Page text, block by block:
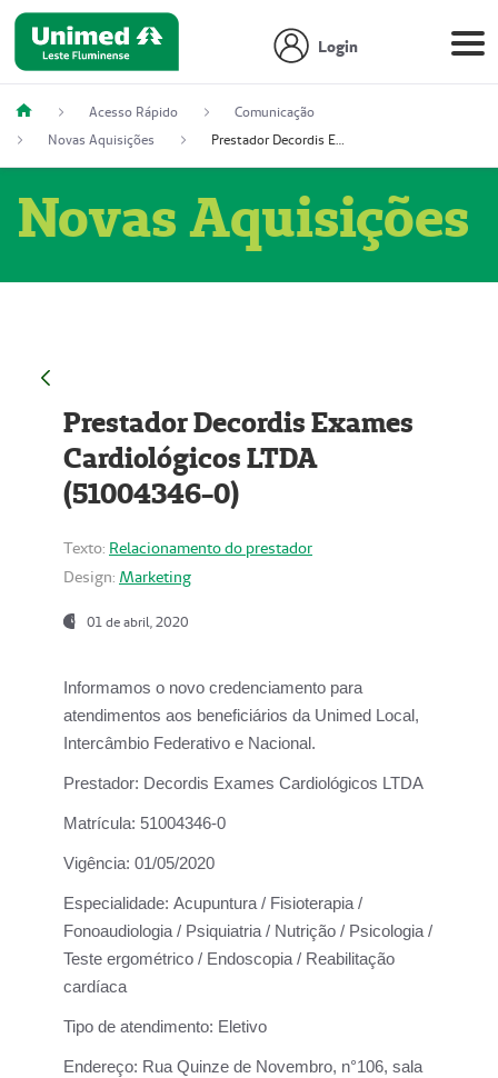
Login
Acesso Rápido
Comunicação
Novas Aquisições
Prestador Decordis Exames Cardiológicos LTDA (51004346-0)
Novas Aquisições
Prestador Decordis Exames
Cardiológicos LTDA
(51004346-0)
Texto: Relacionamento do prestador
Design: Marketing
01 de abril, 2020
Informamos o novo credenciamento para
atendimentos aos beneficiários da Unimed Local,
Intercâmbio Federativo e Nacional.
Prestador: Decordis Exames Cardiológicos LTDA
Matrícula: 51004346-0
Vigência: 01/05/2020
Especialidade: Acupuntura / Fisioterapia /
Fonoaudiologia / Psiquiatria / Nutrição / Psicologia /
Teste ergométrico / Endoscopia / Reabilitação
cardíaca
Tipo de atendimento: Eletivo
Endereço: Rua Quinze de Novembro, n°106, sala